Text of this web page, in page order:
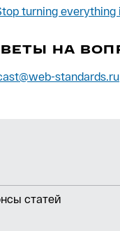
turning everything
НА
standards.ru
статей